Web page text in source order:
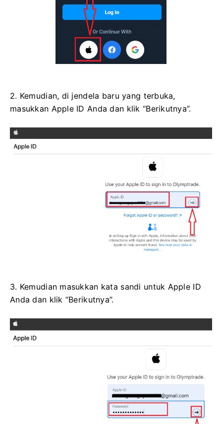
2. Kemudian, di jendela baru yang terbuka,
masukkan Apple ID Anda dan klik “Berikutnya”.
3. Kemudian masukkan kata sandi untuk Apple ID
Anda dan klik “Berikutnya”.